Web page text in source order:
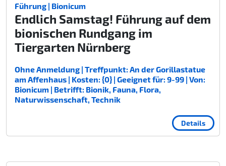
Führung | Bionicum
Endlich Samstag! Führung auf dem
bionischen Rundgang im
Tiergarten Nürnberg
Ohne Anmeldung | Treffpunkt: An der Gorillastatue
am Affenhaus | Kosten: {0} | Geeignet für: 9-99 | Von:
Bionicum | Betrifft: Bionik, Fauna, Flora,
Naturwissenschaft, Technik
Details